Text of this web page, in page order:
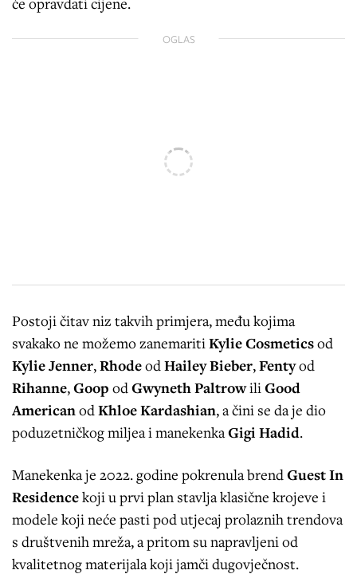
OGLAS
Postoji čitav niz takvih primjera, među kojima
svakako ne možemo zanemaritiKylie Cosmeticsod
Kylie Jenner,RhodeodHailey Bieber,Fentyod
Rihanne,Goop odGwyneth PaltrowiliGood
AmericanodKhloe Kardashian, a čini se da je dio
poduzetničkog miljea i manekenkaGigi Hadid.
Manekenka je 2022. godine pokrenula brendGuest In
Residencekoji u prvi plan stavlja klasične krojeve i
modele koji neće pasti pod utjecaj prolaznih trendova
s društvenih mreža, a pritom su napravljeni od
kvalitetnog materijala koji jamči dugovječnost.